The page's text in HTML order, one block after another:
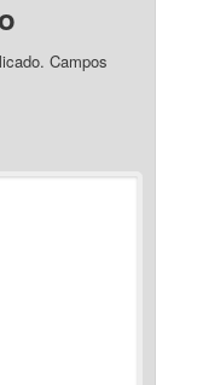
Campos